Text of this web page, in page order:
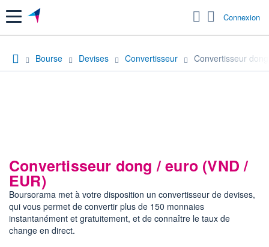
Menu Connexion
Bourse Devises Convertisseur Convertisseur
Convertisseur dong / euro (VND /
EUR)
Boursorama met à votre disposition un convertisseur de devises,
qui vous permet de convertir plus de 150 monnaies
instantanément et gratuitement, et de connaître le taux de
change en direct.